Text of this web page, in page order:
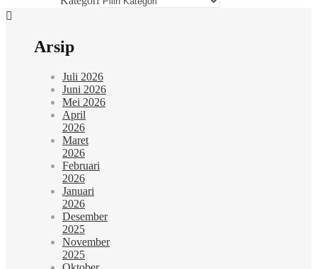
Arsip
Juli 2026
Juni 2026
Mei 2026
April
2026
Maret
2026
Februari
2026
Januari
2026
Desember
2025
November
2025